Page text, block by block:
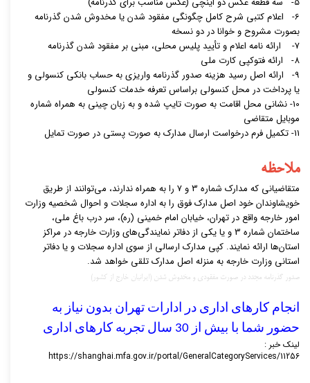
6- اعلام کتبی شرح کامل چگونگی مفقود شدن یا مخدوش شدن گذرنامه
بصورت مشروح و خوانا در دو نسخه
7- ارائه نامه اعلام و تأیید پلیس محلی، مبنی بر مفقود شدن گذرنامه
8- ارائه فتوکپی کارت ملی
9- ارائه اصل رسید هزینه صدور گذرنامه واریزی به حساب بانکی کنسولی و
یا پرداخت در محل کنسولی براساستعرفه خدمات کنسولی
10- نشانی محل اقامت به صورت تایپ شده و به زبان چینی به همراه شماره
موبایل متقاضی
11- تکمیل
فرم درخواست ارسال مدارک به صورت پستی در صورت تمایل
ملاحظه
متقاضیانی که مدارک شماره 3 و 7 را به همراه ندارند، می‌توانند از طریق
خویشاوندان خود اصل مدارک فوق را به اداره سجلات و احوال شخصیه وزارت
امور خارجه واقع در تهران، خیابان امام خمینی (ره)، سر درب باغ ملی،
ساختمان شماره 3 و یا یکی از دفاتر نمایندگی‌های وزارت خارجه در مراکز
استان‌ها ارائه نمایند. کپی مدارک ارسالی از سوی اداره سجلات و یا دفاتر
استانی وزارت خارجه به منزله اصل مدارک تلقی خواهد شد.
صدور گذرنامه مجدد در صورت مفقودی و مخدوش شدن (ایرانیان خارج از کشور)
حضور شما با بیش از 30 سال تجربه کارهای اداری
لینک خبر :
https://shanghai.mfa.gov.ir/portal/GeneralCategoryServices/11256